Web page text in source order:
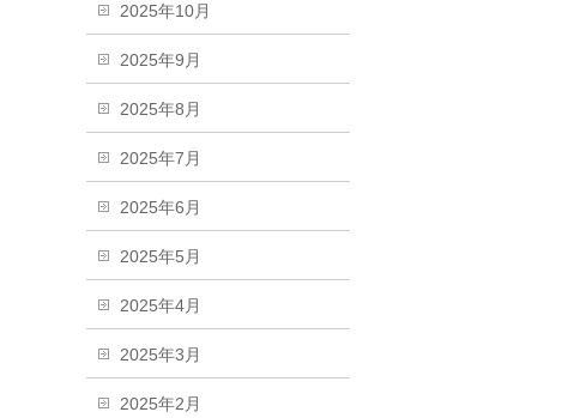
2025年10月
2025年9月
2025年8月
2025年7月
2025年6月
2025年5月
2025年4月
2025年3月
2025年2月